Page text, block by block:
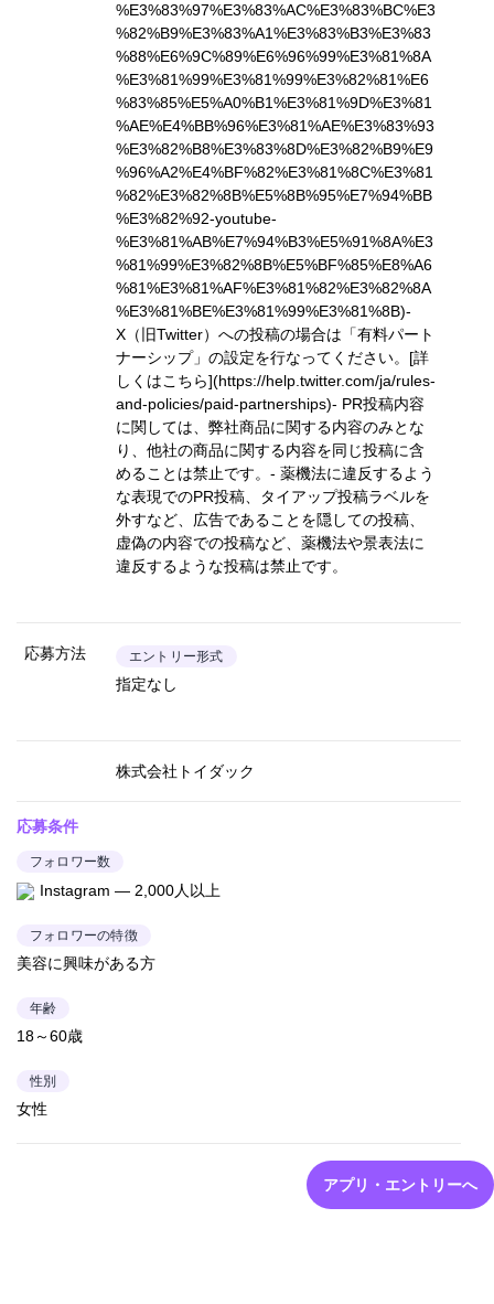
%E3%83%97%E3%83%AC%E3%83%BC%E3
%82%B9%E3%83%A1%E3%83%B3%E3%83
%88%E6%9C%89%E6%96%99%E3%81%8A
%E3%81%99%E3%81%99%E3%82%81%E6
%83%85%E5%A0%B1%E3%81%9D%E3%81
%AE%E4%BB%96%E3%81%AE%E3%83%93
%E3%82%B8%E3%83%8D%E3%82%B9%E9
%96%A2%E4%BF%82%E3%81%8C%E3%81
%82%E3%82%8B%E5%8B%95%E7%94%BB
%E3%82%92-youtube-
%E3%81%AB%E7%94%B3%E5%91%8A%E3
%81%99%E3%82%8B%E5%BF%85%E8%A6
%81%E3%81%AF%E3%81%82%E3%82%8A
%E3%81%BE%E3%81%99%E3%81%8B)-
X（旧Twitter）への投稿の場合は「有料パート
ナーシップ」の設定を行なってください。 [詳
しくはこちら](https://help.twitter.com/ja/rules-
and-policies/paid-partnerships)- PR投稿内容
に関しては、弊社商品に関する内容のみとな
り、他社の商品に関する内容を同じ投稿に含
めることは禁止です。- 薬機法に違反するよう
な表現でのPR投稿、タイアップ投稿ラベルを
外すなど、広告であることを隠しての投稿、
虚偽の内容での投稿など、薬機法や景表法に
違反するような投稿は禁止です。
応募方法 エントリー形式
指定なし
株式会社トイダック
応募条件
フォロワー数
Instagram — 2,000人以上
フォロワーの特徴
美容に興味がある方
年齢
18～60歳
性別
女性
アプリ・エントリーへ